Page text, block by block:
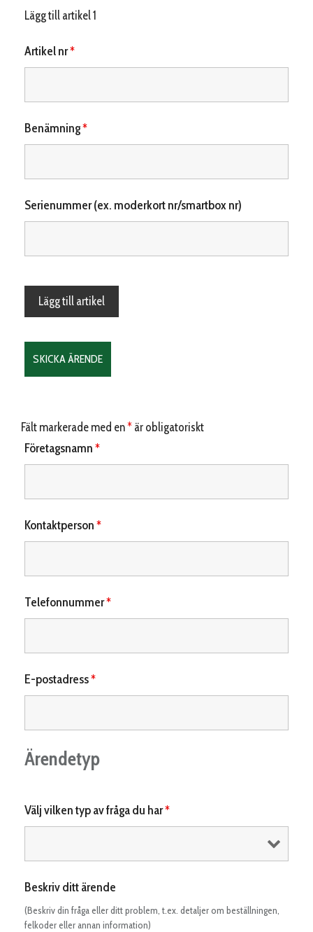
Lägg till artikel 1
Artikel nr*
Benämning*
Serienummer (ex. moderkort nr/smartbox nr)
Lägg till artikel
Fält markerade med en * är obligatoriskt
Företagsnamn*
Kontaktperson*
Telefonnummer*
E-postadress*
Ärendetyp
Välj vilken typ av fråga du har*
Beskriv ditt ärende
(Beskriv din fråga eller ditt problem, t.ex. detaljer om beställningen,
felkoder eller annan information)